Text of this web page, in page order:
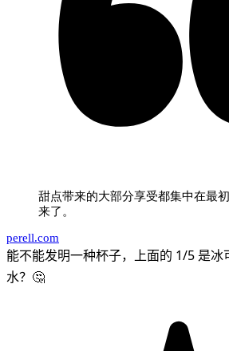
甜点带来的大部分享受都集中在最
来了。
perell.com
能不能发明一种杯子，上面的 1/5 是
水？🤔